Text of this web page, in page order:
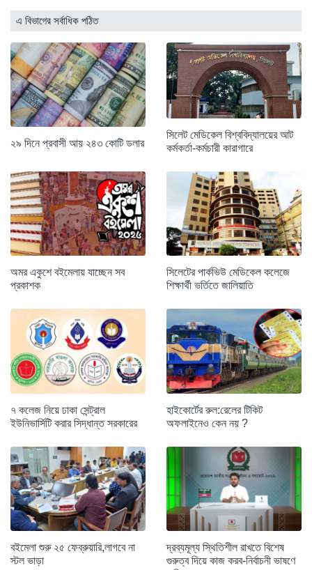
এ বিভাগের সর্বাধিক পঠিত
২৯ দিনে প্রবাসী আয় ২৪৩ কোটি ডলার
সিলেট মেডিকেল বিশ্ববিদ্যালয়ের আট
কর্মকর্তা-কর্মচারী কারাগারে
অমর একুশে বইমেলায় যাচ্ছেন সব
প্রকাশক
সিলেটের পার্কভিউ মেডিকেল কলেজে
শিক্ষার্থী ভর্তিতে জালিয়াতি
৭ কলেজ নিয়ে ঢাকা সেন্ট্রাল
ইউনিভার্সিটি করার সিদ্ধান্ত সরকারের
হাইকোর্টের রুল:রেলের টিকিট
অফলাইনেও কেন নয় ?
বইমেলা শুরু ২৫ ফেব্রুয়ারি,লাগবে না
স্টল ভাড়া
দ্রব্যমূল্য স্থিতিশীল রাখতে বিশেষ
গুরুত্ব দিয়ে কাজ করব-নির্বাচনী ভাষণে